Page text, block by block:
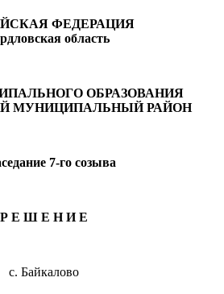
ФЕДЕРАЦИЯ
область
ОБРАЗОВАНИЯ
МУНИЦИПАЛЬНЫЙ РАЙОН
7-го созыва
Р Е Ш Е Н И Е
с. Байкалово